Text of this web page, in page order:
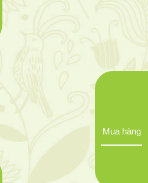
Mua hàng